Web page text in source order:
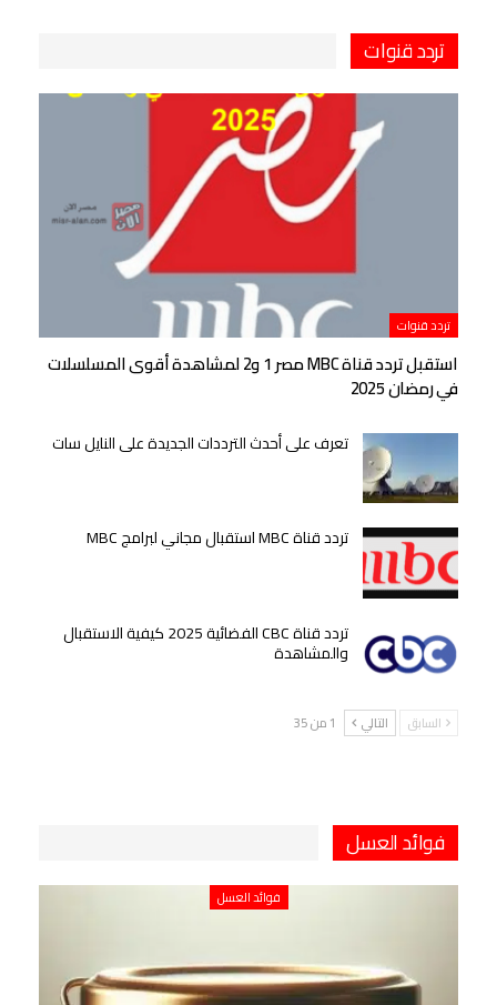
تردد قنوات
تردد قنوات
استقبل تردد قناة MBC مصر 1 و2 لمشاهدة أقوى المسلسلات
في رمضان 2025
تعرف على أحدث الترددات الجديدة على النايل سات
تردد قناة MBC استقبال مجاني لبرامج MBC
تردد قناة CBC الفضائية 2025 كيفية الاستقبال
والمشاهدة
السابق التالي 1 من 35
فوائد العسل
فوائد العسل